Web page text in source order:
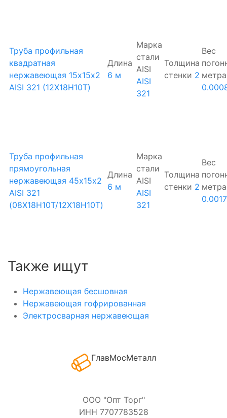
Труба профильная
квадратная
нержавеющая 15х15х2
AISI 321 (12Х18Н10Т)
Длина
6 м
Марка
стали
AISI
AISI
321
Толщина
стенки 2
Вес
метра
Труба профильная
прямоугольная
нержавеющая 45х15х2
AISI 321
(08Х18Н10Т/12Х18Н10Т)
Длина
6 м
Марка
стали
AISI
AISI
321
Толщина
стенки 2
Вес
метра
Также ищут
Нержавеющая бесшовная
Нержавеющая гофрированная
Электросварная нержавеющая
ГлавМосМеталл
ООО "Опт Торг"
ИНН 7707783528